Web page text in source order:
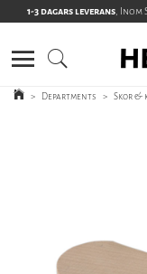
1-3 dagars leverans, Inom
> Departments > Skor &